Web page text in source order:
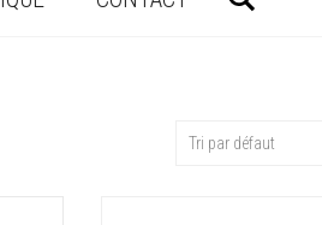
Tri par défaut